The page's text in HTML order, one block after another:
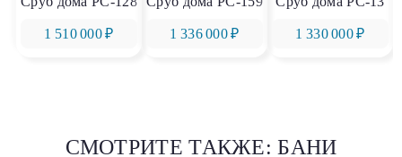
1 510 000 ₽ 1 336 000 ₽ 1 330 000 ₽
СМОТРИТЕ ТАКЖЕ: БАНИ